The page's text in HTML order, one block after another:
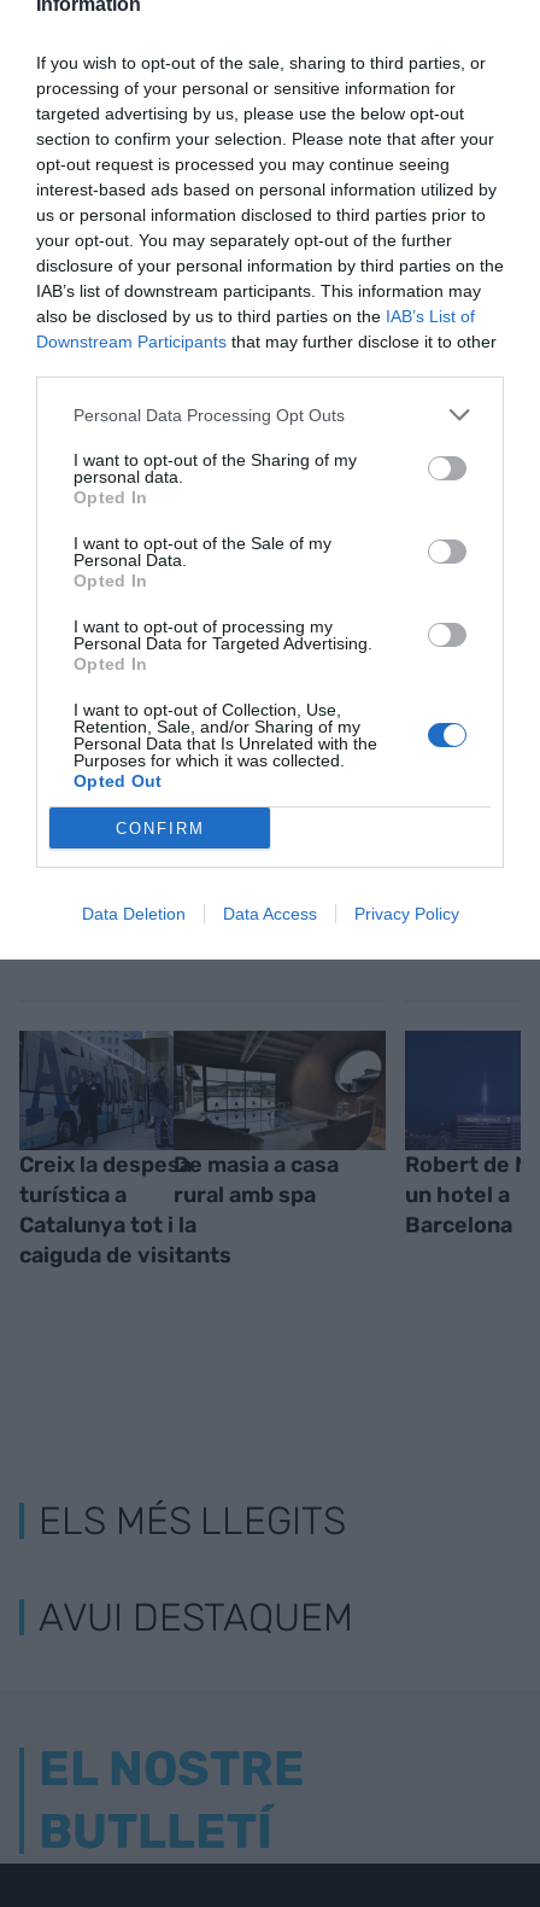
Information
If you wish to opt-out of the sale, sharing to third parties, or
processing of your personal or sensitive information for
targeted advertising by us, please use the below opt-out
section to confirm your selection. Please note that after your
opt-out request is processed you may continue seeing
interest-based ads based on personal information utilized by
us or personal information disclosed to third parties prior to
your opt-out. You may separately opt-out of the further
disclosure of your personal information by third parties on the
IAB’s list of downstream participants. This information may
also be disclosed by us to third parties on the IAB’s List of
Downstream Participants that may further disclose it to other
Personal Data Processing Opt Outs
I want to opt-out of the Sharing of my
personal data.
Opted In
I want to opt-out of the Sale of my
Personal Data.
Opted In
I want to opt-out of processing my
Personal Data for Targeted Advertising.
Opted In
I want to opt-out of Collection, Use,
Retention, Sale, and/or Sharing of my
Personal Data that Is Unrelated with the
Purposes for which it was collected.
Opted Out
CONFIRM
Data Deletion Data Access Privacy Policy
caiguda de l'activitat turística ha estat molt
exclusivament, a la ciutat de Barcelona. L'impacte
dels esdeveniments de l'1-O a l'octubre sobre els
ingressos dels hotels va ser 15,9 punts, ja que en
comptes d'haver crescut un 4,7%, el que s'ha
produït és una caiguda de l'11,2%".
"Al mes de novembre, s'ha atenuat la caiguda
d'ingressos dels hotels fins al 9,0%, coincidint amb
la relaxació d'altercats i manifestacions als
carrers després de l'aplicació de l'article 155 i la
convocatòria d'eleccions a Catalunya per al 21 de
Afegir
Google de forma gratuïta
Estigues informat amb les últimes notícies d'actualitat
ACTIVAR ARA
RELACIONADES
Creix la despesa
turística a
Catalunya tot i la
caiguda de visitants
De masia a casa
rural amb spa
Robert de
un hotel a
Barcelona
ELS MÉS LLEGITS
AVUI DESTAQUEM
EL NOSTRE
BUTLLETÍ